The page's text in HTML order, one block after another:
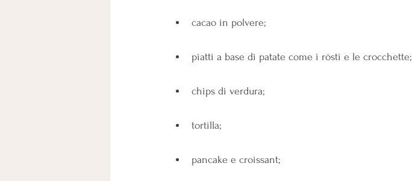
cacao in polvere;
piatti a base di patate come i rösti e le crocchette;
chips di verdura;
tortilla;
pancake e croissant;